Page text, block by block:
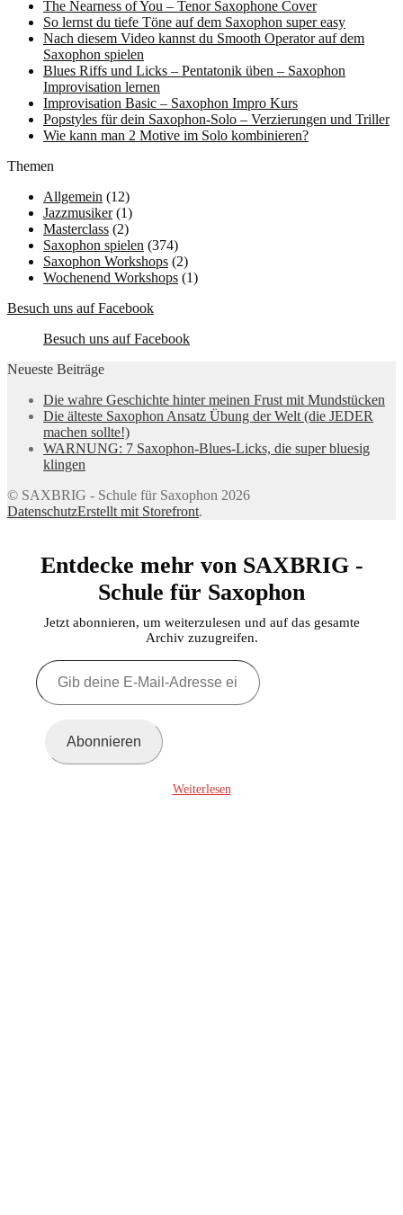
The Nearness of You – Tenor Saxophone Cover
So lernst du tiefe Töne auf dem Saxophon super easy
Nach diesem Video kannst du Smooth Operator auf dem
Saxophon spielen
Blues Riffs und Licks – Pentatonik üben – Saxophon
Improvisation lernen
Improvisation Basic – Saxophon Impro Kurs
Popstyles für dein Saxophon-Solo – Verzierungen und Triller
Wie kann man 2 Motive im Solo kombinieren?
Themen
Allgemein (12)
Jazzmusiker(1)
Masterclass (2)
Saxophon spielen (374)
Saxophon Workshops (2)
Wochenend Workshops (1)
Besuch uns auf Facebook
Besuch uns auf Facebook
Neueste Beiträge
Die wahre Geschichte hinter meinen Frust mit Mundstücken
Die älteste Saxophon Ansatz Übung der Welt (die JEDER
machen sollte!)
WARNUNG: 7 Saxophon-Blues-Licks, die super bluesig
klingen
© SAXBRIG - Schule für Saxophon 2026
DatenschutzErstellt mit Storefront.
Entdecke mehr von SAXBRIG -
Schule für Saxophon
Jetzt abonnieren, um weiterzulesen und auf das gesamte
Archiv zuzugreifen.
Gib
deine
E-
Abonnieren
Weiterlesen